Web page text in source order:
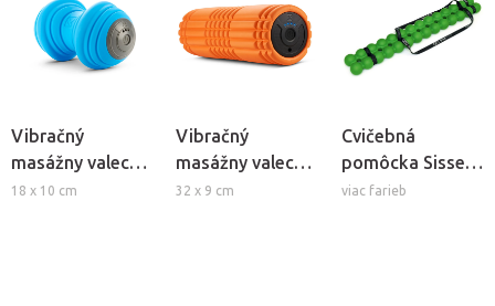
Vibračný
masážny valec
TriggerPoint
18 x 10 cm
Vibračný
masážny valec
TriggerPoint
32 x 9 cm
Cvičebná
pomôcka Sissel
Spinefitter
viac farieb